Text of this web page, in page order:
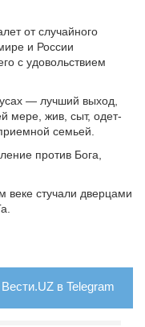
от случайного
и России
с удовольствием
— лучший выход,
мере, жив, сыт, одет-
семьей.
против Бога,
стучали дверцами
в Telegram